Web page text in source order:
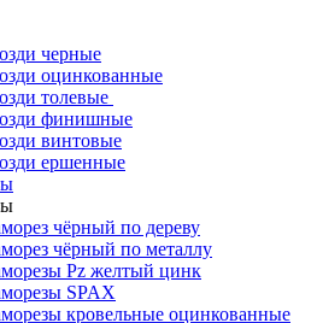
черные
оцинкованные
толевые
финишные
винтовые
ершенные
чёрный по дереву
чёрный по металлу
Pz желтый цинк
SPAX
кровельные оцинкованные